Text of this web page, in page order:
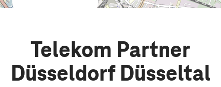
Telekom Partner
Düsseldorf Düsseltal